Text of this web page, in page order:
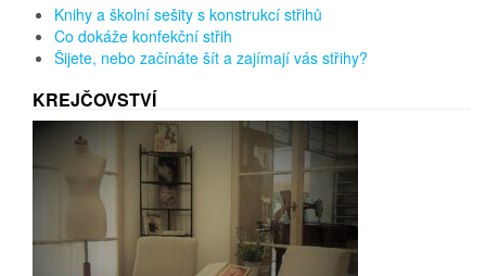
Knihy a školní sešity s konstrukcí střihů
Co dokáže konfekční střih
Šijete, nebo začínáte šít a zajímají vás střihy?
KREJČOVSTVÍ